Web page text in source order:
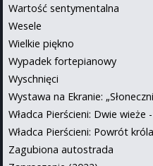
Wartość sentymentalna
Wesele
Wielkie piękno
Wypadek fortepianowy
Wyschnięci
Wystawa na Ekranie:
Władca Pierścieni: Dwie wieże
Władca Pierścieni: Powrót
Zagubiona autostrada